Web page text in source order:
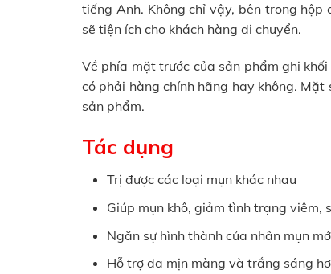
tiếng Anh. Không chỉ vậy, bên trong
sẽ tiện ích cho khách hàng di chuyển.
Về phía mặt trước của sản phẩm ghi
có phải hàng chính hãng hay không.
sản phẩm.
Tác dụng
Trị được các loại mụn khác nhau
Giúp mụn khô, giảm tình trạng viêm,
Ngăn sự hình thành của nhân mụn
Hỗ trợ da mịn màng và trắng sáng